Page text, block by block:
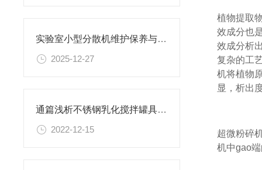
实验室小型分散机维护保养与易损件更换指南
2025-12-27
通篇浅析不锈钢乳化搅拌罐具有那些种类？
2022-12-15
植物提取
效成分也
效成分析
复杂的工
机将植物
显，析出
超微粉碎
机中gao